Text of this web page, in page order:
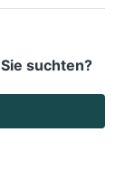
suchten?